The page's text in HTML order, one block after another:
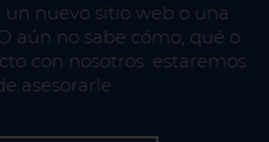
nuevo sitio web o una
aún no sabe cómo, qué o
con nosotros: estaremos
asesorarle.